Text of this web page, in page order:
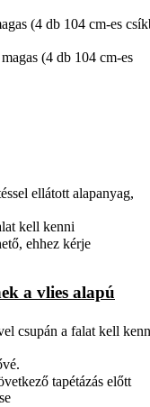
(4 db 104 cm-es
(4 db 104 cm-es
ellátott alapanyag,
kell kenni
ehhez kérje
a vlies alapú
csupán a falat kell
tapétázás előtt